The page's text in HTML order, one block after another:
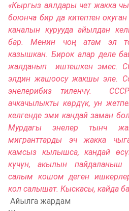
«Кыргыз аялдары чет жакка
боюнча бир да китептен
каналын курууда айылдан
бар. Менин чоң атам эл
казышкан. Бирок алар деле
жалданып иштешкен эмес.
элдин жашоосу жакшы эле.
энелерибиз тиленчү.
ачкачылыкты көрдүк, ун
келгендеэми кандай заман
Мурдагы энелер тынч
мигранттарды эч жакка
камсыз кылышса, кандай
күчүн, акылын пайдаланыш
салым кошом деген
кол салышат. Кыскасы, кайда
Айылга жардам